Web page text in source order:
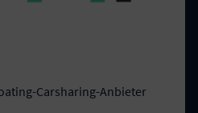
Carsharing-Anbieter